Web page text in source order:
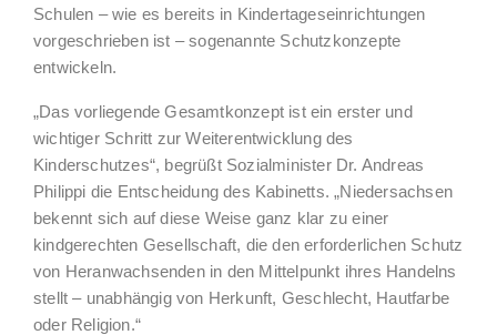
Schulen – wie es bereits in Kindertageseinrichtungen
vorgeschrieben ist – sogenannte Schutzkonzepte
entwickeln.
„Das vorliegende Gesamtkonzept ist ein erster und
wichtiger Schritt zur Weiterentwicklung des
Kinderschutzes“, begrüßt Sozialminister Dr. Andreas
Philippi die Entscheidung des Kabinetts. „Niedersachsen
bekennt sich auf diese Weise ganz klar zu einer
kindgerechten Gesellschaft, die den erforderlichen Schutz
von Heranwachsenden in den Mittelpunkt ihres Handelns
stellt – unabhängig von Herkunft, Geschlecht, Hautfarbe
oder Religion.“